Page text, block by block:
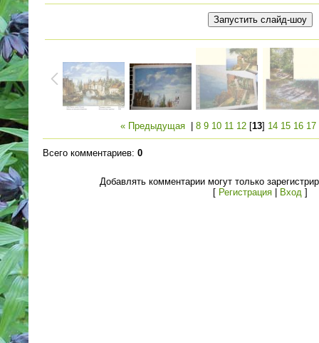
« Предыдущая| 8 9 10 11 12[13] 14 15 16 17
Всего комментариев: 0
Добавлять комментарии могут только
[ Регистрация| Вход ]